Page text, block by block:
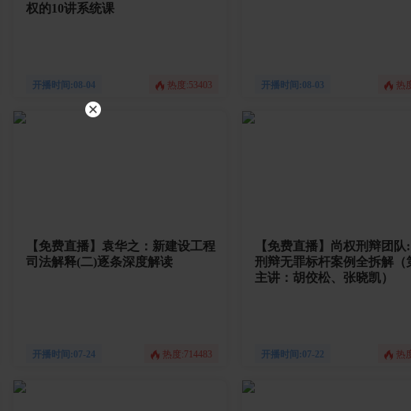
权的10讲系统课
开播时间:08-04 热度:53403 开播时间:08-03 热
【免费直播】袁华之：新建设工程
司法解释(二)逐条深度解读
开播时间:07-24 热度:714483
【免费直播】尚权刑辩团队
刑辩无罪标杆案例全拆解（
主讲：胡佼松、张晓凯）
开播时间:07-22 热